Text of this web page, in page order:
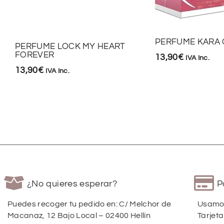
PERFUME LOCK MY HEART
FOREVER
13,90€ IVA Inc.
PERFUME KARA
13,90€ IVA Inc.
¿No quieres esperar?
Puedes recoger tu pedido en: C/ Melchor de
Macanaz, 12 Bajo Local – 02400 Hellín